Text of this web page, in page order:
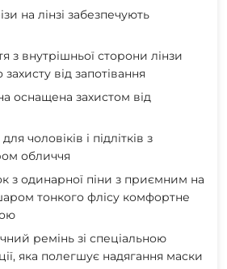
на лінзі забезпечують
з внутрішньої сторони лінзи
від запотівання
оснащена захистом від
чоловіків і підлітків з
обличчя
з одинарної піни з приємним на
тонкого флісу комфортне
ремінь зі спеціальною
яка полегшує надягання маски